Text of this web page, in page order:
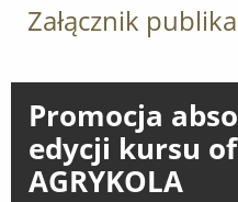
Załącznik
Promocja
edycji kursu
AGRYKOLA